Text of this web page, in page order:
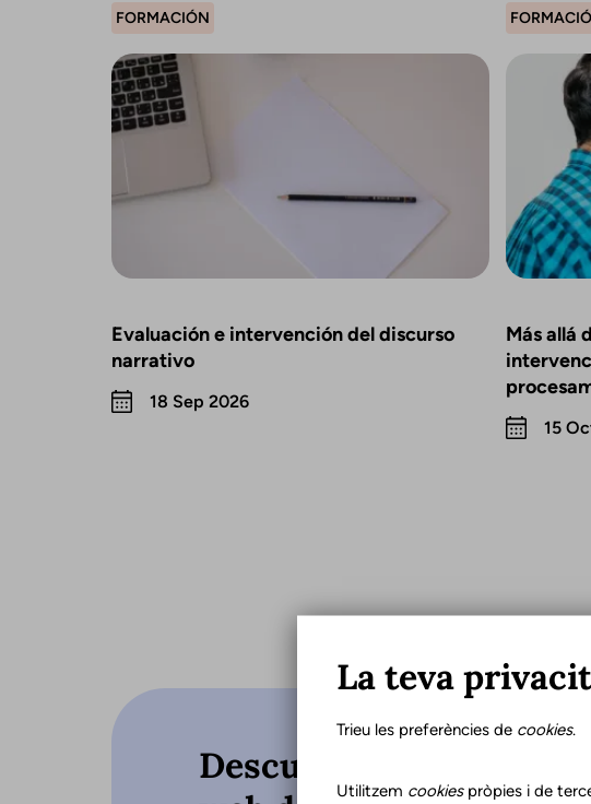
FORMACIÓN
Evaluación e intervención del discurso
narrativo
18 Sep 2026
Más allá
15
Descubre qué hace un
La teva
Trieu les preferències de cookies.
Utilitzem cookiespròpies i de